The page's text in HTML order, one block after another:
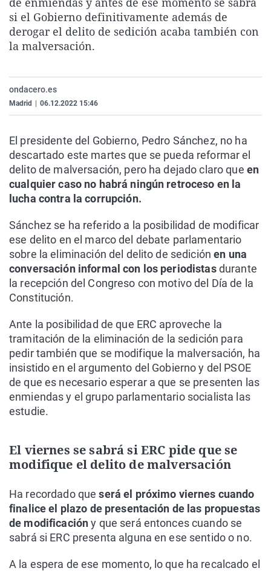
La rosa de los vientos
Gente viajera
Caso
Retornados
Extremadura
Galicia
Virales
Televisión
si el Gobierno definitivamente además de
derogar el delito de sedición acaba también con
la malversación.
ondacero.es
Madrid 06.12.2022 15:46
El presidente del Gobierno, Pedro Sánchez, no ha
descartado este martes que se pueda reformar el
delito de malversación, pero ha dejado claro que en
cualquier caso no habrá ningún retroceso en la
lucha contra la corrupción.
Sánchez se ha referido a la posibilidad de modificar
ese delito en el marco del debate parlamentario
sobre la eliminación del delito de sediciónen una
conversación informal con los periodistasdurante
la recepción del Congreso con motivo del Día de la
Constitución.
Ante la posibilidad de que ERC aproveche la
tramitación de la eliminación de la sedición para
pedir también que se modifique la malversación, ha
insistido en el argumento del Gobierno y del PSOE
de que es necesario esperar a que se presenten las
enmiendas y el grupo parlamentario socialista las
estudie.
El viernes se sabrá si ERC pide que se
modifique el delito de malversación
Ha recordado que será el próximo viernes cuando
finalice el plazo de presentación de las propuestas
de modificacióny que será entonces cuando se
sabrá si ERC presenta alguna en ese sentido o no.
A la espera de ese momento, lo que ha recalcado el